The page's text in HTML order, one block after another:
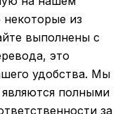
из
выполнены с
это
удобства. Мы
полными
за